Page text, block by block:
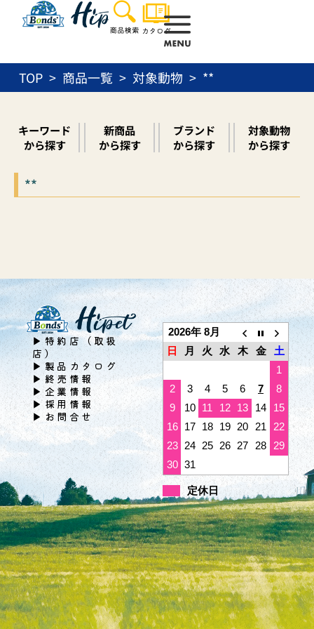
ッ
TOP 商品一覧 対象動物 **
キーワード
から探す
新商品
から探す
ブランド
から探す
対象動物
から探す
**
▶特約店（取扱
店）
▶製品カタログ
▶終売情報
▶企業情報
▶採用情報
▶お問合せ
2026年 8月
日
月 火 水 木 金
土
1
2
3 4 5 6 7
8
9
10 11 12 13 14
15
16
17 18 19 20 21
22
23 24 25 26 27 28
29
30 31
定休日